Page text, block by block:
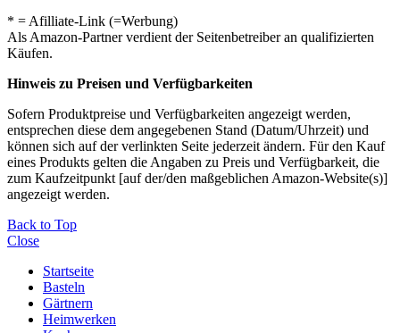
* = Afilliate-Link (=Werbung)
Als Amazon-Partner verdient der Seitenbetreiber an qualifizierten
Käufen.
Hinweis zu Preisen und Verfügbarkeiten
Sofern Produktpreise und Verfügbarkeiten angezeigt werden,
entsprechen diese dem angegebenen Stand (Datum/Uhrzeit) und
können sich auf der verlinkten Seite jederzeit ändern. Für den Kauf
eines Produkts gelten die Angaben zu Preis und Verfügbarkeit, die
zum Kaufzeitpunkt [auf der/den maßgeblichen Amazon-Website(s)]
angezeigt werden.
Back to Top
Close
Startseite
Basteln
Gärtnern
Heimwerken